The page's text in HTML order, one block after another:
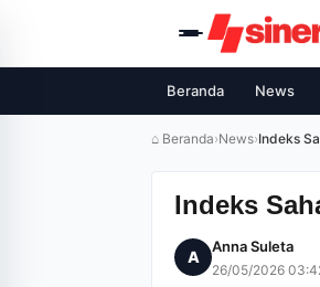
Beranda News
⌂ Beranda›News›Indeks
Indeks
A
Anna Suleta
26/05/2026